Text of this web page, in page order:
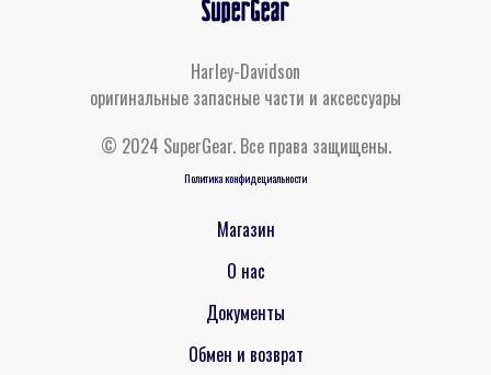
Harley-Davidson
оригинальные запасные части и аксессуары
© 2024 SuperGear. Все права защищены.
Политика конфидециальности
Магазин
О нас
Документы
Обмен и возврат